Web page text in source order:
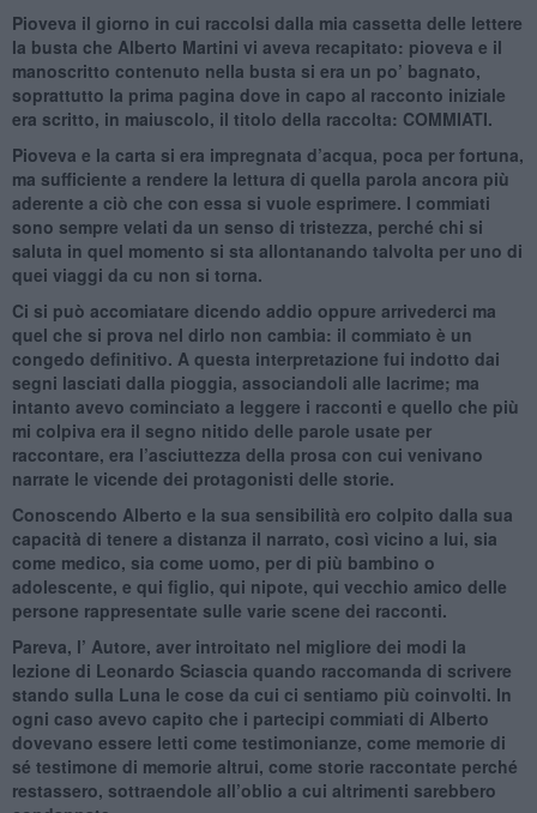
Pioveva il giorno in cui raccolsi dalla mia cassetta delle lettere
la busta che Alberto Martini vi aveva recapitato: pioveva e il
manoscritto contenuto nella busta si era un po’ bagnato,
soprattutto la prima pagina dove in capo al racconto iniziale
era scritto, in maiuscolo, il titolo della raccolta: COMMIATI.
Pioveva e la carta si era impregnata d’acqua, poca per fortuna,
ma sufficiente a rendere la lettura di quella parola ancora più
aderente a ciò che con essa si vuole esprimere. I commiati
sono sempre velati da un senso di tristezza, perché chi si
saluta in quel momento si sta allontanando talvolta per uno di
quei viaggi da cu non si torna.
Ci si può accomiatare dicendo addio oppure arrivederci ma
quel che si prova nel dirlo non cambia: il commiato è un
congedo definitivo. A questa interpretazione fui indotto dai
segni lasciati dalla pioggia, associandoli alle lacrime; ma
intanto avevo cominciato a leggere i racconti e quello che più
mi colpiva era il segno nitido delle parole usate per
raccontare, era l’asciuttezza della prosa con cui venivano
narrate le vicende dei protagonisti delle storie.
Conoscendo Alberto e la sua sensibilità ero colpito dalla sua
capacità di tenere a distanza il narrato, così vicino a lui, sia
come medico, sia come uomo, per di più bambino o
adolescente, e qui figlio, qui nipote, qui vecchio amico delle
persone rappresentate sulle varie scene dei racconti.
Pareva, l’ Autore, aver introitato nel migliore dei modi la
lezione di Leonardo Sciascia quando raccomanda di scrivere
stando sulla Luna le cose da cui ci sentiamo più coinvolti. In
ogni caso avevo capito che i partecipi commiati di Alberto
dovevano essere letti come testimonianze, come memorie di
sé testimone di memorie altrui, come storie raccontate perché
restassero, sottraendole all’oblio a cui altrimenti sarebbero